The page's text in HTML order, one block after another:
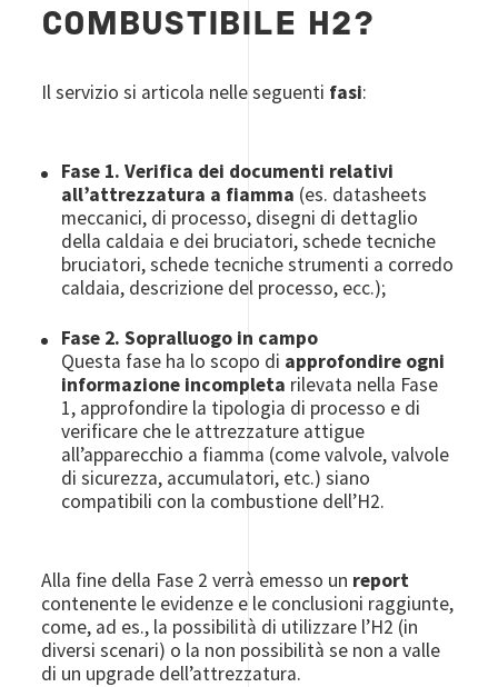
COMBUSTIBILE H2?
Il servizio si articola nelle seguenti fasi:
Fase 1. Verifica dei documenti relativi
all’attrezzatura a fiamma (es. datasheets
meccanici, di processo, disegni di dettaglio
della caldaia e dei bruciatori, schede tecniche
bruciatori, schede tecniche strumenti a corredo
caldaia, descrizione del processo, ecc.);
Fase 2. Sopralluogo in campo
Questa fase ha lo scopo di approfondire ogni
informazione incompleta rilevata nella Fase
1, approfondire la tipologia di processo e di
verificare che le attrezzature attigue
all’apparecchio a fiamma (come valvole, valvole
di sicurezza, accumulatori, etc.) siano
compatibili con la combustione dell’H2.
Alla fine della Fase 2 verrà emesso un report
contenente le evidenze e le conclusioni raggiunte,
come, ad es., la possibilità di utilizzare l’H2 (in
diversi scenari) o la non possibilità se non a valle
di un upgrade dell’attrezzatura.